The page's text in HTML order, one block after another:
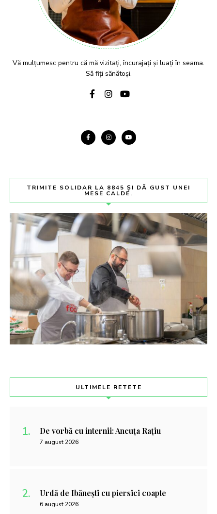
Vă mulțumesc pentru că mă vizitați, încurajați și luați în seama.
Să fiți sănătoși.
TRIMITE SOLIDAR LA 8845 ȘI DĂ GUST UNEI
MESE CALDE.
ULTIMELE RETETE
De vorbă cu internii: Ancuța Rațiu
7 august 2026
Urdă de Ibănești cu piersici coapte
6 august 2026